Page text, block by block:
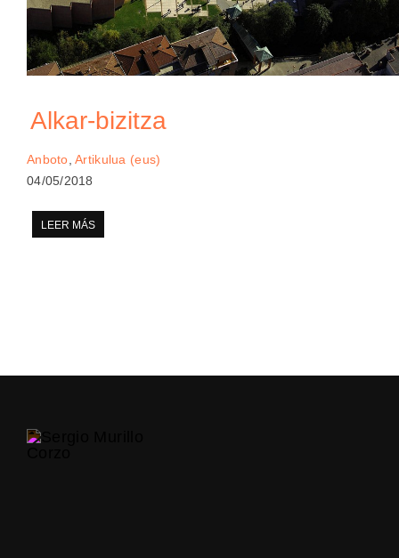
Alkar-bizitza
Anboto ,Artikulua (eus)
04/05/2018
LEER MÁS